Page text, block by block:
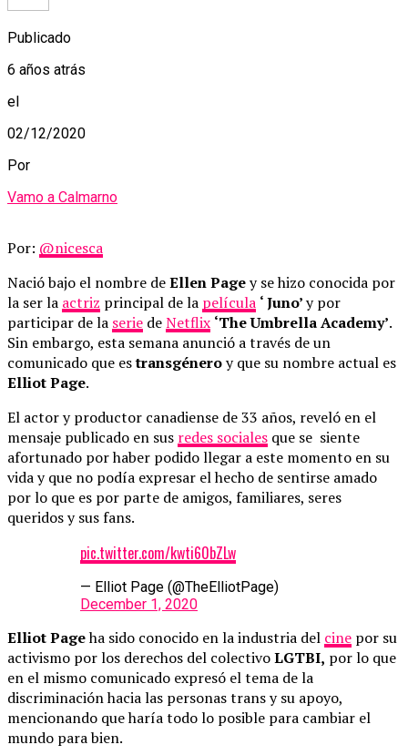
Publicado
6 años atrás
el
02/12/2020
Por
Vamo a Calmarno
Por: @nicesca
Nació bajo el nombre deEllen Pagey se hizo conocida por
la ser la actriz principal de la película ‘ Juno’y por
participar de la serie deNetflix ‘The Umbrella Academy’.
Sin embargo, esta semana anunció a través de un
comunicado que estransgéneroy que su nombre actual es
Elliot Page.
El actor y productor canadiense de 33 años, reveló en el
mensaje publicado en sus redes sociales que se siente
afortunado por haber podido llegar a este momento en su
vida y que no podía expresar el hecho de sentirse amado
por lo que es por parte de amigos, familiares, seres
queridos y sus fans.
pic.twitter.com/kwti60bZLw
— Elliot Page (@TheElliotPage)
December 1, 2020
Elliot Pageha sido conocido en la industria del cine por su
activismo por los derechos del colectivoLGTBI, por lo que
en el mismo comunicado expresó el tema de la
discriminación hacia las personas trans y su apoyo,
mencionando que haría todo lo posible para cambiar el
mundo para bien.